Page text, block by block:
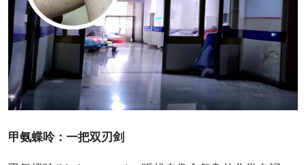
甲氨蝶呤：一把双刃剑